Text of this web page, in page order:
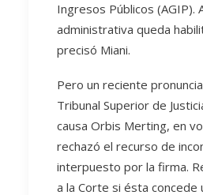
Ingresos Públicos (AGIP).
administrativa queda
precisó Miani.
Pero un reciente
Tribunal Superior de
causa Orbis Merting, en
rechazó el recurso de
interpuesto por la firma.
a la Corte si ésta concede